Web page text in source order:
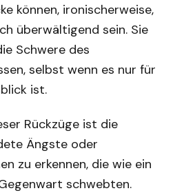
können, ironischerweise,
überwältigend sein. Sie
Schwere des
selbst wenn es nur für
ist.
Rückzüge ist die
Ängste oder
zu erkennen, die wie ein
schwebten.